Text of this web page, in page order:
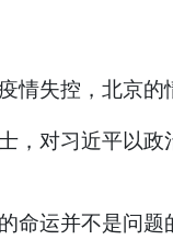
失控，北京
，对习近平以
命运并不是问